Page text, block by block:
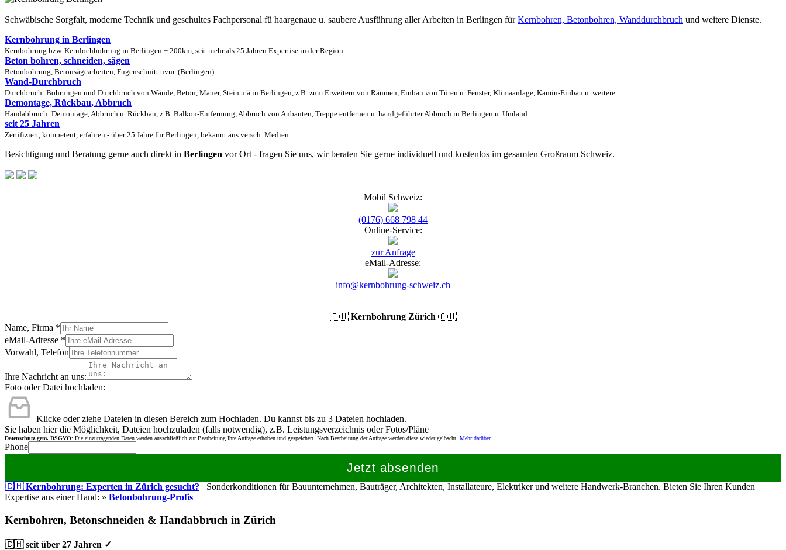
Schwäbische Sorgfalt, moderne Technik und geschultes Fachpersonal fü haargenaue u. saubere Ausführung aller Arbeiten in Berlingen fürKernbohren, Betonbohren, Wanddurchbruch und weitere Dienste.
Kernbohrung in Berlingen
Kernbohrung bzw. Kernlochbohrung in Berlingen + 200km, seit mehr als 25 Jahren Expertise in der Region
Beton bohren, schneiden, sägen
Betonbohrung, Betonsägearbeiten, Fugenschnitt uvm. (Berlingen)
Wand-Durchbruch
Durchbruch: Bohrungen und Durchbruch von Wände, Beton, Mauer, Stein u.ä in Berlingen, z.B. zum Erweitern von Räumen, Einbau von Türen u. Fenster, Klimaanlage, Kamin-Einbau u. weitere
Demontage, Rückbau, Abbruch
Handabbruch: Demontage, Abbruch u. Rückbau, z.B. Balkon-Entfernung, Abbruch von Anbauten, Treppe entfernen u. handgeführter Abbruch in Berlingen u. Umland
seit 25 Jahren
Zertifiziert, kompetent, erfahren - über 25 Jahre für Berlingen, bekannt aus versch. Medien
Besichtigung und Beratung gerne auch direkt in Berlingen vor Ort - fragen Sie uns, wir beraten Sie gerne individuell und kostenlos im gesamten Großraum Schweiz.
Mobil Schweiz:
(0176) 668 798 44
Online-Service:
zur Anfrage
eMail-Adresse:
info@kernbohrung-schweiz.ch
🇨🇭 Kernbohrung Zürich 🇨🇭
Name, Firma *
eMail-Adresse *
Vorwahl, Telefon
Ihre Nachricht an uns:
Foto oder Datei hochladen:
Klicke oder ziehe Dateien in diesen Bereich zum Hochladen. Du kannst bis zu 3 Dateien hochladen.
Sie haben hier die Möglichkeit, Dateien hochzuladen (falls notwendig), z.B. Leistungsverzeichnis oder Fotos/Pläne
Datenschutz gem. DSGVO: Die einzutragenden Daten werden ausschließlich zur Bearbeitung Ihre Anfrage erhoben und gespeichert. Nach Bearbeitung der Anfrage werden diese wieder gelöscht. Mehr darüber.
Phone
Jetzt absenden
🇨🇭 Kernbohrung: Experten in Zürich gesucht? Sonderkonditionen für Bauunternehmen, Bauträger, Architekten, Installateure, Elektriker und weitere Handwerk-Branchen. Bieten Sie Ihren Kunden
Expertise aus einer Hand: » Betonbohrung-Profis
Kernbohren, Betonschneiden & Handabbruch in Zürich
🇨🇭 seit über 27 Jahren ✓